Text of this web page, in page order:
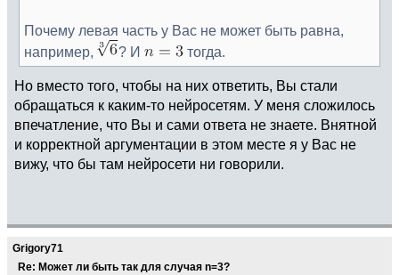
Почему левая часть у Вас не может быть равна,
например,
? И тогда.
Но вместо того, чтобы на них ответить, Вы стали
обращаться к каким-то нейросетям. У меня сложилось
впечатление, что Вы и сами ответа не знаете. Внятной
и корректной аргументации в этом месте я у Вас не
вижу, что бы там нейросети ни говорили.
Grigory71
Re: Может ли быть так для случая n=3?